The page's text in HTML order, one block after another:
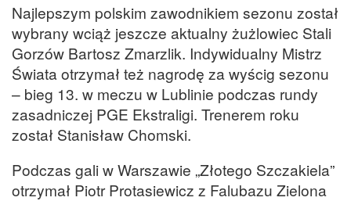
Najlepszym polskim zawodnikiem sezonu został
wybrany wciąż jeszcze aktualny żużlowiec Stali
Gorzów Bartosz Zmarzlik. Indywidualny Mistrz
Świata otrzymał też nagrodę za wyścig sezonu
– bieg 13. w meczu w Lublinie podczas rundy
zasadniczej PGE Ekstraligi. Trenerem roku
został Stanisław Chomski.
Podczas gali w Warszawie „Złotego Szczakiela”
otrzymał Piotr Protasiewicz z Falubazu Zielona